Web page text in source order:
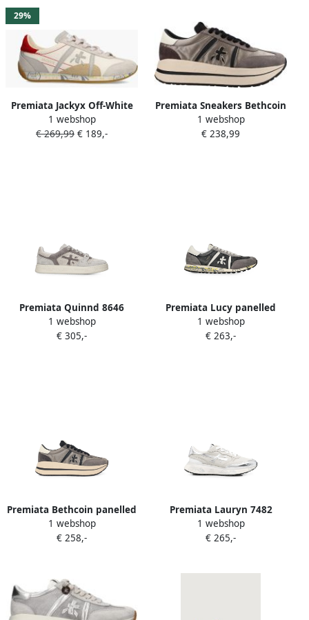
29%
Premiata Jackyx Off-White
Multi
1 webshop
€ 269,99 € 189,-
Premiata Sneakers Bethcoin
1 webshop
€ 238,99
Premiata Quinnd 8646
sneakers Grijs
1 webshop
€ 305,-
Premiata Lucy panelled
sneakers Grijs
1 webshop
€ 263,-
Premiata Bethcoin panelled
sneakers Grijs
1 webshop
€ 258,-
Premiata Lauryn 7482
sneakers met vlakken Grijs
1 webshop
€ 265,-